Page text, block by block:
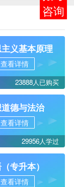
义基本原理
查看详情
23888人已购买
德与法治
查看详情
29956人学过
专升本）
查看详情
咨询